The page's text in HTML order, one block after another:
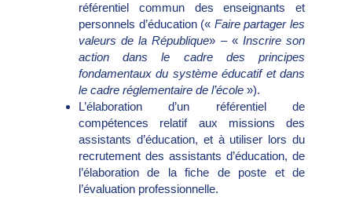
référentiel commun des enseignants et
personnels d’éducation (« Faire partager les
valeurs de la République» – «Inscrire son
action dans le cadre des principes
fondamentaux du système éducatif et dans
le cadre réglementaire de l’école »).
L’élaboration d’un référentiel de
compétences relatif aux missions des
assistants d’éducation, et à utiliser lors du
recrutement des assistants d’éducation, de
l’élaboration de la fiche de poste et de
l’évaluation professionnelle.